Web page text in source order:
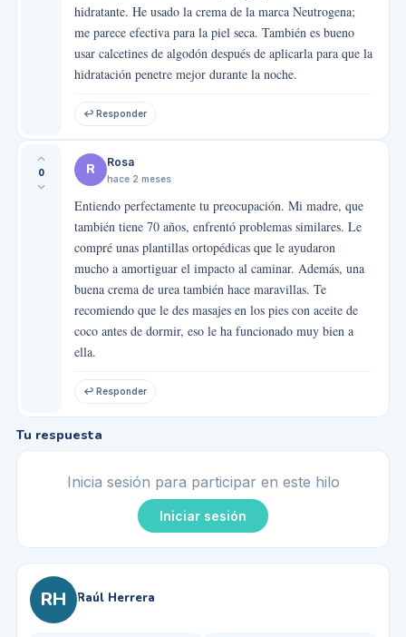
hidratante. He usado la crema de la marca Neutrogena;
me parece efectiva para la piel seca. También es bueno
usar calcetines de algodón después de aplicarla para que la
hidratación penetre mejor durante la noche.
↩ Responder
0 R Rosa
hace 2 meses
Entiendo perfectamente tu preocupación. Mi madre, que
también tiene 70 años, enfrentó problemas similares. Le
compré unas plantillas ortopédicas que le ayudaron
mucho a amortiguar el impacto al caminar. Además, una
buena crema de urea también hace maravillas. Te
recomiendo que le des masajes en los pies con aceite de
coco antes de dormir, eso le ha funcionado muy bien a
ella.
↩ Responder
Tu respuesta
Inicia sesión para participar en este hilo
Iniciar sesión
RH Raúl Herrera